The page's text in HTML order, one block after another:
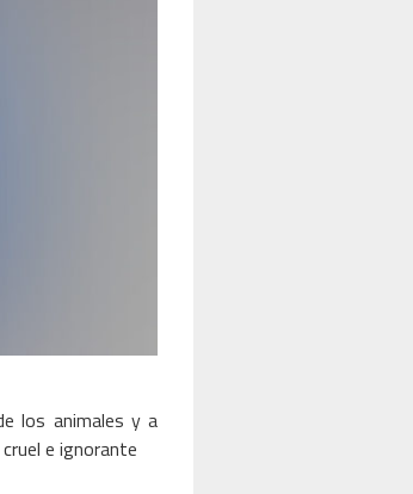
los animales y a
e ignorante